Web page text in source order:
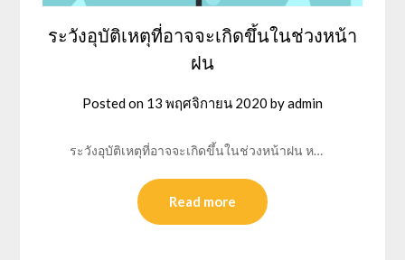
ระวังอุบัติเหตุที่อาจจะเกิดขึ้นในช่วงหน้า
ฝน
Posted on 13 พฤศจิกายน 2020 byadmin
ระวังอุบัติเหตุที่อาจจะเกิดขึ้นในช่วงหน้าฝน ห…
Read more